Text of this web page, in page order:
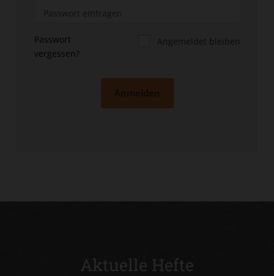
Passwort
vergessen?
Angemeldet bleiben
Anmelden
Aktuelle Hefte